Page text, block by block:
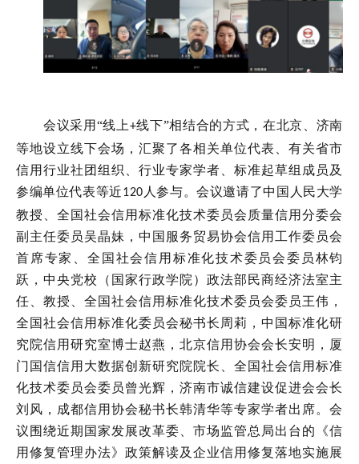
会议采用 “线上+线下”相结合的方式，在北京、济南
等地设立线下会场，汇聚了各相关单位代表、有关省市
信用行业社团组织、行业专家学者、标准起草组成员及
参编单位代表等近120人参与。会议邀请了中国人民大学
教授、全国社会信用标准化技术委员会质量信用分委会
副主任委员吴晶妹，中国服务贸易协会信用工作委员会
首席专家、全国社会信用标准化技术委员会委员林钧
跃，中央党校（国家行政学院）政法部民商经济法室主
任、教授、全国社会信用标准化技术委员会委员王伟，
全国社会信用标准化委员会秘书长周莉，中国标准化研
究院信用研究室博士赵燕，北京信用协会会长安明，厦
门国信信用大数据创新研究院院长、全国社会信用标准
化技术委员会委员曾光辉，济南市诚信建设促进会会长
刘风，成都信用协会秘书长韩清华等专家学者出席。会
议围绕近期国家发展改革委、市场监管总局出台的《信
用修复管理办法》政策解读及企业信用修复落地实施展